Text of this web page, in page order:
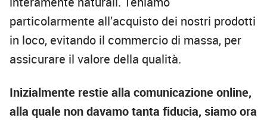
particolarmente all’acquisto dei nostri prodotti
in loco, evitando il commercio di massa, per
assicurare il valore della qualità.
Inizialmente restie alla comunicazione online,
alla quale non davamo tanta fiducia, siamo ora